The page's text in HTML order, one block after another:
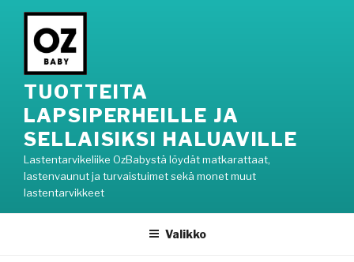
Siirry
sisältöön
TUOTTEITA
LAPSIPERHEILLE JA
SELLAISIKSI HALUAVILLE
Lastentarvikeliike OzBabystä löydät matkarattaat,
lastenvaunut ja turvaistuimet sekä monet muut
lastentarvikkeet
Valikko